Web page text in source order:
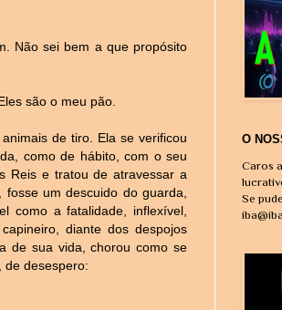
Não sei bem a que propósito
são o meu pão.
de tiro. Ela se verificou
como de hábito, com o seu
Reis e tratou de atravessar a
um descuido do guarda,
como a fatalidade, inflexível,
diante dos despojos
de sua vida, chorou como se
de desespero:
O
Caros
Se